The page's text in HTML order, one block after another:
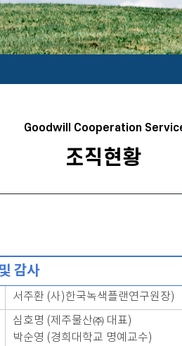
Goodwill Cooperation
조직현황
감사
서주환 (사)한국녹색플랜연구원장)
심호명 (제주물산㈜ 대표)
박순영 (경희대학교 명예교수)